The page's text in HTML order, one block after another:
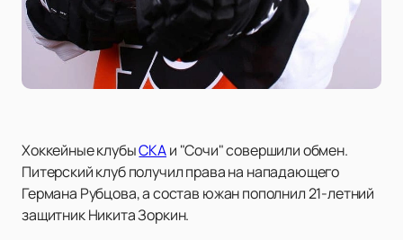
Хоккейные клубыСКАи "Сочи" совершили обмен.
Питерский клуб получил права на нападающего
Германа Рубцова, а состав южан пополнил 21-летний
защитник Никита Зоркин.